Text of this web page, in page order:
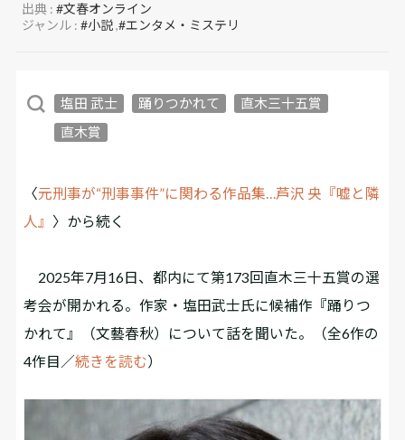
出典 :#文春オンライン
ジャンル :#小説,#エンタメ・ミステリ
塩田 武士 踊りつかれて
直木三十五賞
直木賞
〈元刑事が“刑事事件”に関わる作品集…芦沢 央『嘘と隣
人』 〉から続く
2025年7月16日、都内にて第173回直木三十五賞の選
考会が開かれる。作家・塩田武士氏に候補作『踊りつ
かれて』（文藝春秋）について話を聞いた。（全6作の
4作目／続きを読む）